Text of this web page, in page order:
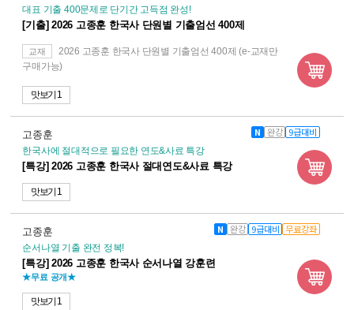
대표 기출 400문제로 단기간 고득점 완성!
[기출] 2026 고종훈 한국사 단원별 기출엄선 400제
교재
2026 고종훈 한국사 단원별 기출엄선 400제 (e-교재만
구매가능)
맛보기 1
고종훈 N 완강 9급대비
한국사에 절대적으로 필요한 연도&사료 특강
[특강] 2026 고종훈 한국사 절대연도&사료 특강
맛보기 1
고종훈 N 완강 9급대비 무료강좌
순서나열 기출 완전 정복!
[특강] 2026 고종훈 한국사 순서나열 강훈련
★무료 공개★
맛보기 1